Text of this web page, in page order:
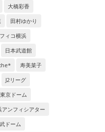
大橋彩香
田村ゆかり
ィコ横浜
日本武道館
寿美菜子
J2リーグ
東京ドーム
アンフィシアター
ドーム